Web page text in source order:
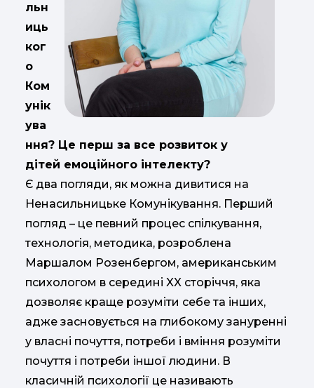
льн
иць
ког
о
Ком
унік
ува
ння? Це перш за все розвиток у
дітей емоційного інтелекту?
Є два погляди, як можна дивитися на
Ненасильницьке Комунікування. Перший
погляд – це певний процес спілкування,
технологія, методика, розроблена
Маршалом Розенбергом, американським
психологом в середині XX сторіччя, яка
дозволяє краще розуміти себе та інших,
адже засновується на глибокому зануренні
у власні почуття, потреби і вміння розуміти
почуття і потреби іншої людини. В
класичній психології це називають